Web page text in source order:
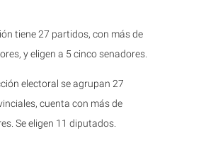
tiene 27 partidos, con más de
y eligen a 5 cinco senadores.
electoral se agrupan 27
cuenta con más de
Se eligen 11 diputados.